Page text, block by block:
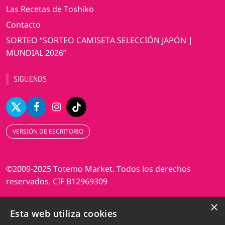
Las Recetas de Toshiko
Contacto
SORTEO “SORTEO CAMISETA SELECCIÓN JAPÓN |
MUNDIAL 2026”
SIGUENOS
VERSIÓN DE ESCRITORIO
©2009-2025 Totemo Market. Todos los derechos
reservados. CIF B12969309
×
Esta web utiliza cookies